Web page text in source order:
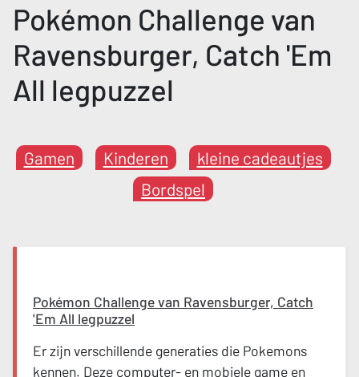
Pokémon Challenge van
Ravensburger, Catch 'Em
All legpuzzel
Gamen Kinderen
kleine cadeautjes
Bordspel
Pokémon Challenge van Ravensburger, Catch
'Em All legpuzzel
Er zijn verschillende generaties die Pokemons
kennen. Deze computer- en mobiele game en